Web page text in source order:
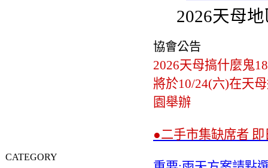
CATEGORY
2026天母
協會公告
2026天母搞什麼鬼
將於10/24(六)在天
園舉辦
●二手市集缺席者